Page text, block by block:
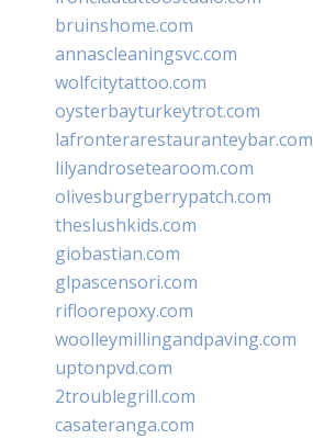
bruinshome.com
annascleaningsvc.com
wolfcitytattoo.com
oysterbayturkeytrot.com
lafronterarestauranteybar.com
lilyandrosetearoom.com
olivesburgberrypatch.com
theslushkids.com
giobastian.com
glpascensori.com
rifloorepoxy.com
woolleymillingandpaving.com
uptonpvd.com
2troublegrill.com
casateranga.com